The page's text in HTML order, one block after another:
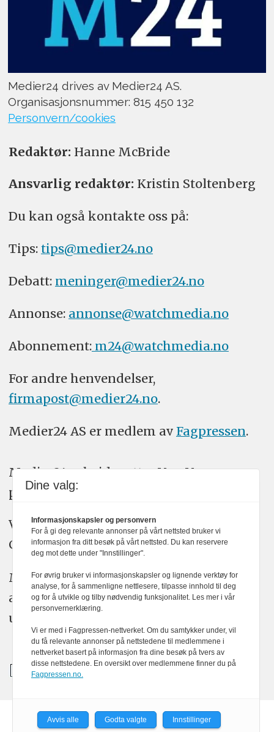
Medier24 drives av Medier24 AS.
Organisasjonsnummer: 815 450 132
Personvern/cookies
Redaktør: Hanne McBride
Ansvarlig redaktør: Kristin Stoltenberg
Du kan også kontakte oss på:
Tips: tips@medier24.no
Debatt: meninger@medier24.no
Annonse: annonse@watchmedia.no
Abonnement:m24@watchmedia.no
For andre henvendelser,
firmapost@medier24.no.
Medier24 AS er medlem av Fagpressen.
Medier24 arbeider etter Vær Varsom-
plakatens regler for god presseskikk.
Vi bruker KI-verktøy som ChatGPT,
Claude, og Gemini i journalistikken vår.
Medier24s redaksjon har alltid det fulle
ansvar for publisert innhold, med eller
uten bruk av kunstig intelligens.
Dine valg:
Informasjonskapsler og personvern
For å gi deg relevante annonser på vårt nettsted bruker vi
informasjon fra ditt besøk på vårt nettsted. Du kan reservere
deg mot dette under "Innstillinger".
For øvrig bruker vi informasjonskapsler og lignende verktøy for
analyse, for å sammenligne nettlesere, tilpasse innhold til deg
og for å utvikle og tilby nødvendig funksjonalitet. Les mer i vår
personvernerklæring.
Vi er med i Fagpressen-nettverket. Om du samtykker under, vil
du få relevante annonser på nettstedene til medlemmene i
nettverket basert på informasjon fra dine besøk på tvers av
disse nettstedene. En oversikt over medlemmene finner du på
Fagpressen.no.
Avvis alle Godta valgte Innstillinger